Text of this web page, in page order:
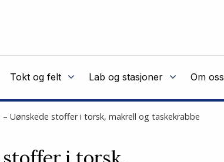
Tokt og felt Lab og stasjoner Om oss
Uønskede stoffer i torsk, makrell og taskekrabbe